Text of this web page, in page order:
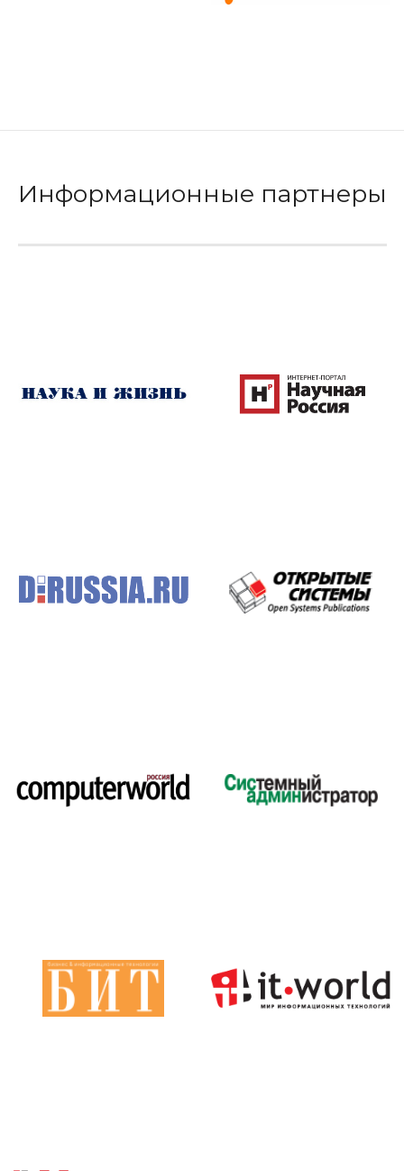
Информационные партнеры